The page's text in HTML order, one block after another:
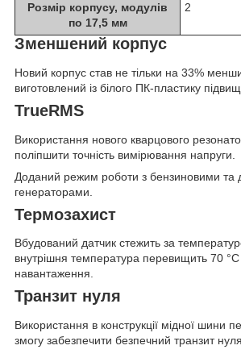
Розмір корпусу, модулів
по 17,5 мм
2
Зменшений корпус
Новий корпус став не тільки на 33%
виготовлений із білого ПК-пластику
TrueRMS
Використання нового кварцового
поліпшити точність вимірювання напруги.
Доданий режим роботи з бензиновими та
генераторами.
Термозахист
Вбудований датчик стежить за
внутрішня температура перевищить 70
навантаження.
Транзит нуля
Використання в конструкції мідної шини
змогу забезпечити безпечний транзит